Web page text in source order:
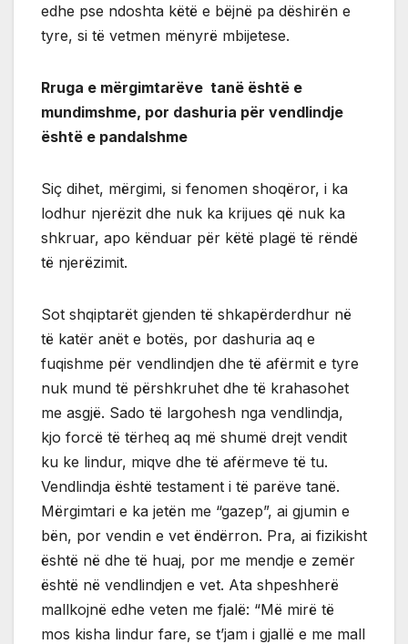
edhe pse ndoshta këtë e bëjnë pa dëshirën e
tyre, si të vetmen mënyrë mbijetese.
Rruga e mërgimtarëve tanë është e
mundimshme, por dashuria për vendlindje
është e pandalshme
Siç dihet, mërgimi, si fenomen shoqëror, i ka
lodhur njerëzit dhe nuk ka krijues që nuk ka
shkruar, apo kënduar për këtë plagë të rëndë
të njerëzimit.
Sot shqiptarët gjenden të shkapërderdhur në
të katër anët e botës, por dashuria aq e
fuqishme për vendlindjen dhe të afërmit e tyre
nuk mund të përshkruhet dhe të krahasohet
me asgjë. Sado të largohesh nga vendlindja,
kjo forcë të tërheq aq më shumë drejt vendit
ku ke lindur, miqve dhe të afërmeve të tu.
Vendlindja është testament i të parëve tanë.
Mërgimtari e ka jetën me “gazep”, ai gjumin e
bën, por vendin e vet ëndërron. Pra, ai fizikisht
është në dhe të huaj, por me mendje e zemër
është në vendlindjen e vet. Ata shpeshherë
mallkojnë edhe veten me fjalë: “Më mirë të
mos kisha lindur fare, se t’jam i gjallë e me mall